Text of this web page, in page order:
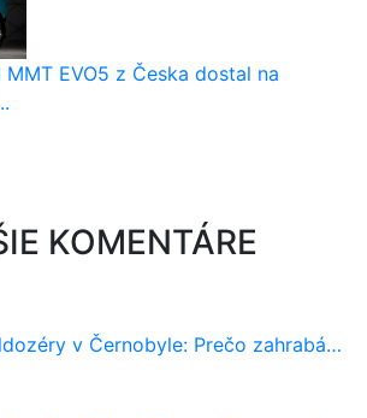
EVO5 z Česka dostal na
KOMENTÁRE
v Černobyle: Prečo zahrabávali Červený les pod zem?